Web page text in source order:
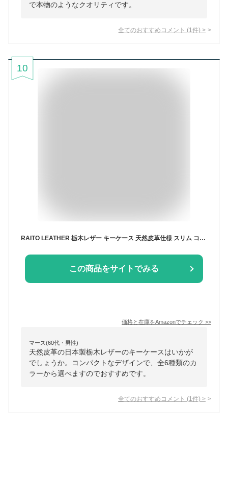
で本物のようなクオリティです。
全てのおすすめコメント (1 件) >
10
RAITO LEATHER 栃木レザー キーケース 天然皮革仕様 スリム コンパクト 牛革 日本製 TOCHIGI LEATHER (グリーン, 簡易包装)
この商品をサイトでみる
価格と在庫をAmazonでチェック >>
マース(60代・男性)
天然皮革の日本製栃木レザーのキーケースはいかが
でしょうか。コンパクトなデザインで、全6種類のカ
ラーから選べますのでおすすめです。
全てのおすすめコメント (1 件) >